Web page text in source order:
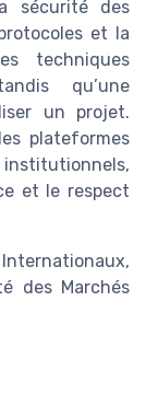
sécurité des
et la
techniques
qu’une
un projet.
plateformes
et le respect
des Marchés